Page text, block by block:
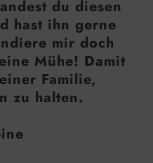
du diesen
hast ihn gerne
mir doch
Mühe! Damit
Familie,
zu halten.